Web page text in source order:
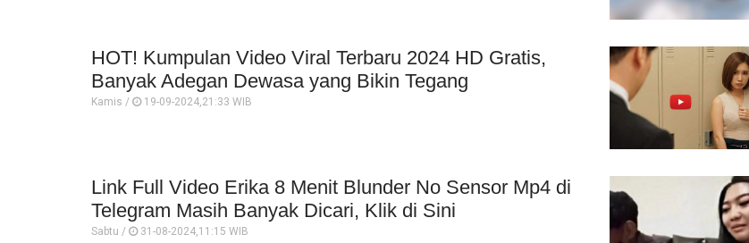
HOT! Kumpulan Video Viral Terbaru 2024 HD Gratis,
Banyak Adegan Dewasa yang Bikin Tegang
Kamis / 19-09-2024,21:33 WIB
Link Full Video Erika 8 Menit Blunder No Sensor Mp4 di
Telegram Masih Banyak Dicari, Klik di Sini
Sabtu / 31-08-2024,11:15 WIB